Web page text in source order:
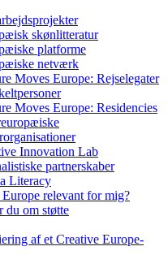
skønlitteratur
platforme
netværk
Moves Europe: Rejselegater
Moves Europe: Residencies
Innovation Lab
partnerskaber
Literacy
relevant for mig?
du om støtte
af et Creative Europe-